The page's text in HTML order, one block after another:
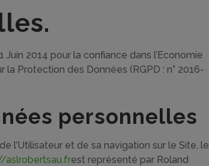
2014 pour la confiance dans l’Economie
Protection des Données (RGPD : n° 2016-
personnelles
l’Utilisateur et de sa navigation sur le Site, le
aslrobertsau.frest représenté par Roland